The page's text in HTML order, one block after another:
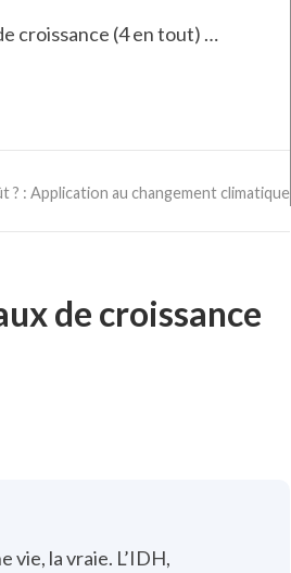
croissance (4 en tout) …
? : Application au changement climatique
de croissance
vie, la vraie. L’IDH,